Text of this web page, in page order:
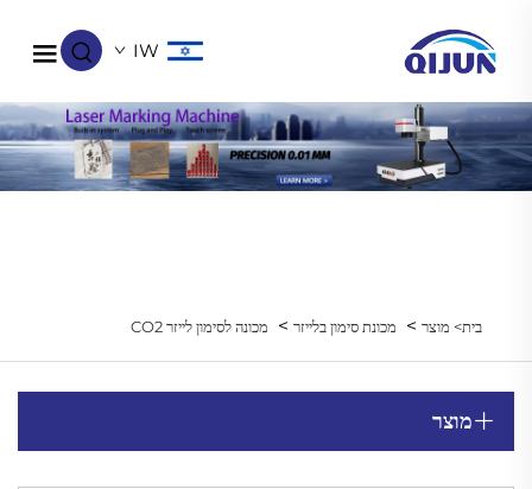
IW
בית> מוצר> מכונת סימון בלייזר> מכונה לסימון לייזר CO2
מוצר